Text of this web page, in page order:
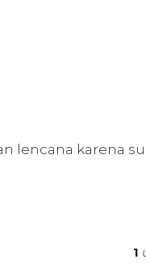
lencana karena
1